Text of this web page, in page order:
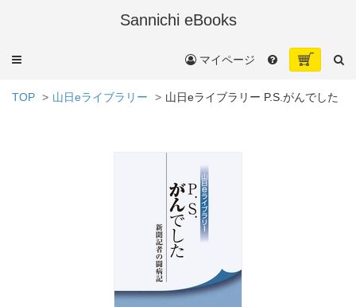
Sannichi eBooks
メ
ュ
マイページ
TOP 山日eライブラリー 山日eライブラリー P.S.がんでした